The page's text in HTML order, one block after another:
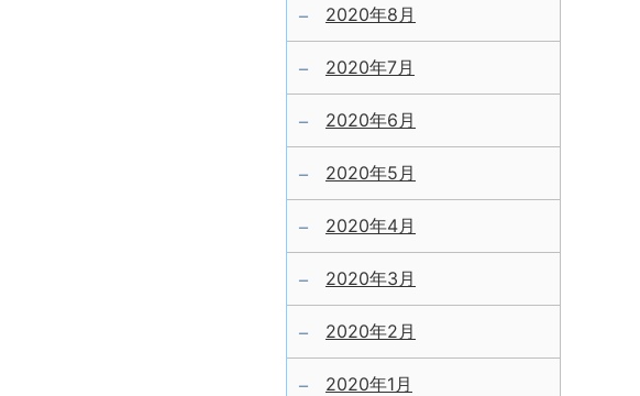
2020年8月
2020年7月
2020年6月
2020年5月
2020年4月
2020年3月
2020年2月
2020年1月